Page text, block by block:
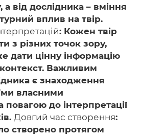
від дослідника – вміння
вплив на твір.
: Кожен твір
з різних точок зору,
дати цінну інформацію
Важливим
є знаходження
власними
до інтерпретації
Довгий час створення:
створено протягом